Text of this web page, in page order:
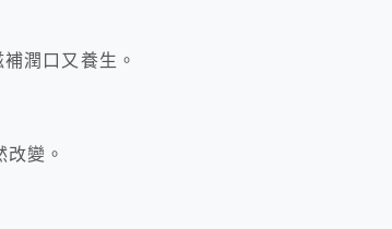
潤口又養生。
變。